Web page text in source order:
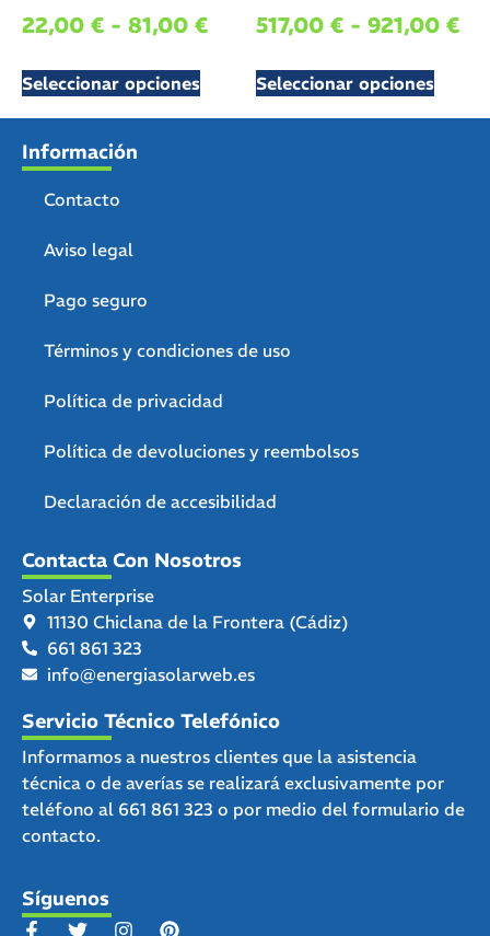
22,00 € - 81,00 €
Seleccionar opciones
517,00 € - 921,00 €
Seleccionar opciones
Información
Contacto
Aviso legal
Pago seguro
Términos y condiciones de uso
Política de privacidad
Política de devoluciones y reembolsos
Declaración de accesibilidad
Contacta Con Nosotros
Solar Enterprise
11130 Chiclana de la Frontera (Cádiz)
661 861 323
info@energiasolarweb.es
Servicio Técnico Telefónico
Informamos a nuestros clientes que la asistencia
técnica o de averías se realizará exclusivamente por
teléfono al 661 861 323 o por medio del formulario de
contacto.
Síguenos